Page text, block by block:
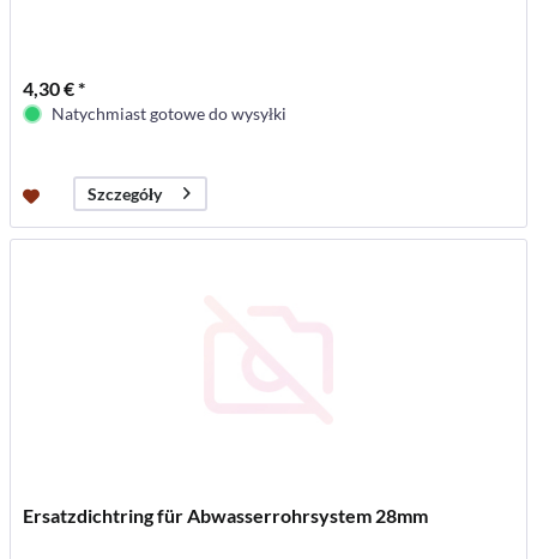
4,30 € *
Natychmiast gotowe do wysyłki
Szczegóły
Ersatzdichtring für Abwasserrohrsystem 28mm